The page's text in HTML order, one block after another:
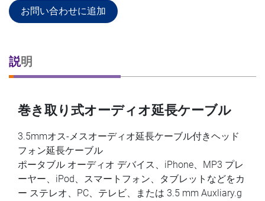
お問い合わせに追加
説明
巻き取り式オーディオ延長ケーブル
3.5mmオス-メスオーディオ延長ケーブル付きヘッド
フォン延長ケーブル
ポータブル オーディオ デバイス、iPhone、MP3 プレ
ーヤー、iPod、スマートフォン、タブレットなどをカ
ー ステレオ、PC、テレビ、または 3.5 mm Auxliary.g